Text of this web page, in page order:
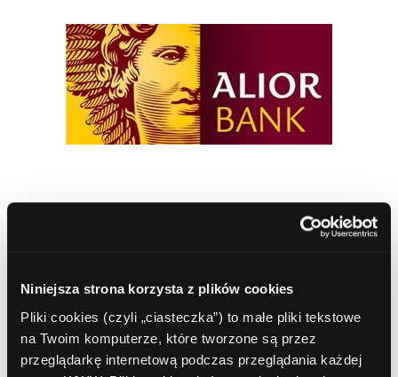
Niniejsza strona korzysta z plików cookies
Pliki cookies (czyli „ciasteczka”) to małe pliki tekstowe
na Twoim komputerze, które tworzone są przez
przeglądarkę internetową podczas przeglądania każdej
Bankomaty Kraków
Zarząd
Historia